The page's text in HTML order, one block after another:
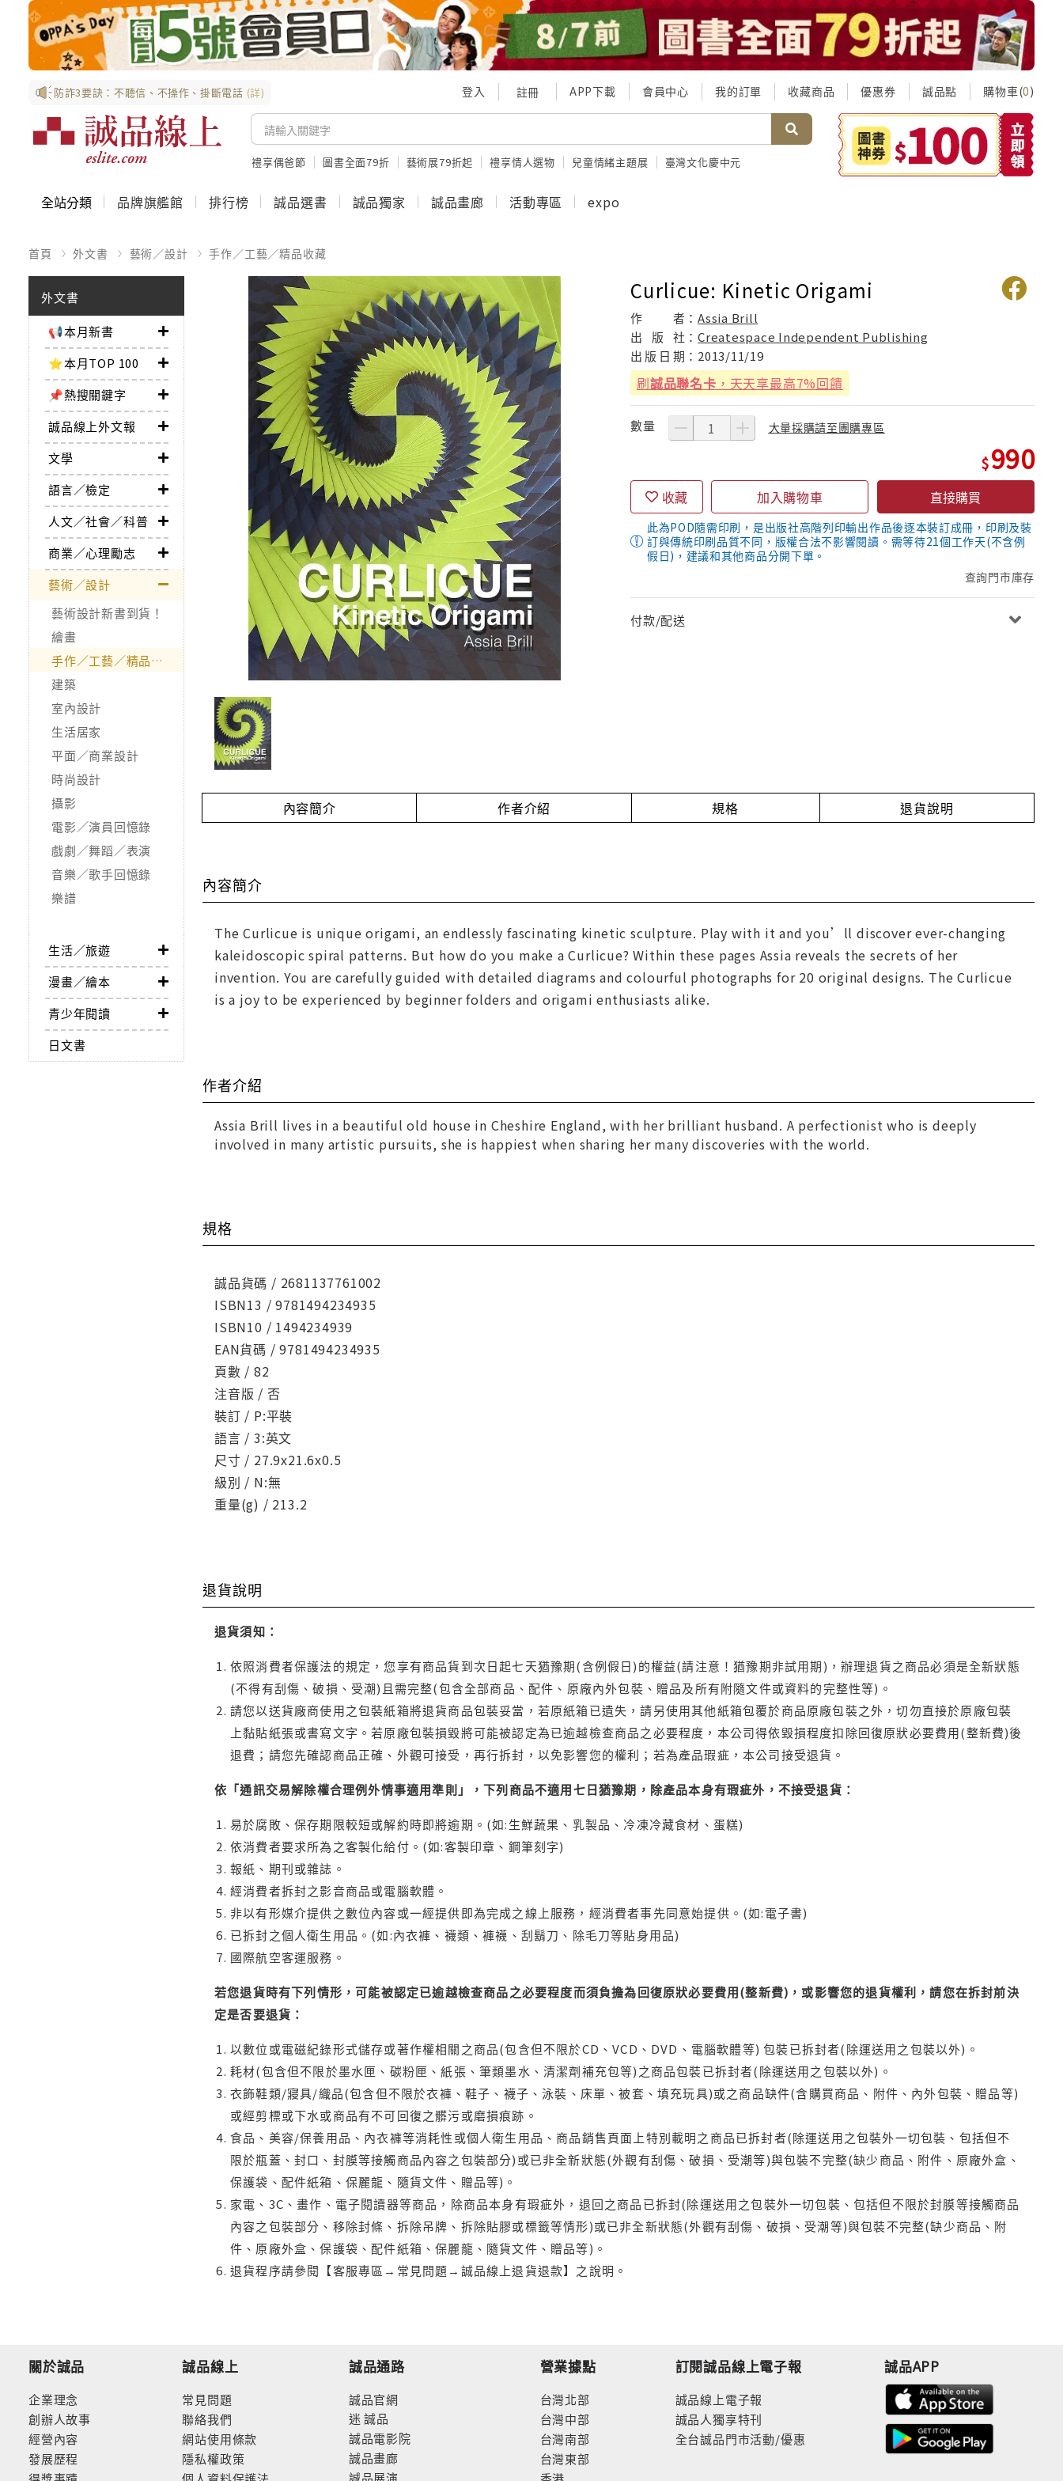
防詐3要訣：不聽信、不操作、掛斷電話 (詳) 登入 註冊 APP下載 會員中心 我的訂單 收藏商品 優惠券 誠品點 購物車(0)
禮享偶爸節 圖書全面79折 藝術展79折起 禮享情人選物 兒童情緒主題展 臺灣文化慶中元
全站分類 品牌旗艦館 排行榜 誠品選書 誠品獨家 誠品畫廊 活動專區 expo
首頁 外文書 藝術／設計 手作／工藝／精品收藏
外文書
📢本月新書
⭐本月TOP 100
📌熱搜關鍵字
誠品線上外文報
文學
語言／檢定
人文／社會／科普
商業／心理勵志
藝術／設計
藝術設計新書到貨！
繪畫
手作／工藝／精品收藏
建築
室內設計
生活居家
平面／商業設計
時尚設計
攝影
電影／演員回憶錄
戲劇／舞蹈／表演
音樂／歌手回憶錄
樂譜
生活／旅遊
漫畫／繪本
青少年閱讀
日文書
Curlicue: Kinetic Origami
作 者：Assia Brill
出
版 社：Createspace Independent Publishing
出 版 日 期： 2013/11/19
刷誠品聯名卡 ，天天享最高7%回饋
數量 大量採購請至團購專區
990
收藏 加入購物車 直接購買
此為POD隨需印刷，是出版社高階列印輸出作品後逐本裝訂成冊，印刷及裝
訂與傳統印刷品質不同，版權合法不影響閱讀。需等待21個工作天(不含例
假日)，建議和其他商品分開下單。
查詢門市庫存
付款/配送
內容簡介 作者介紹 規格 退貨說明
內容簡介
The Curlicue is unique origami, an endlessly fascinating kinetic sculpture. Play with it and you’ll discover ever-changing
kaleidoscopic spiral patterns. But how do you make a Curlicue? Within these pages Assia reveals the secrets of her
invention. You are carefully guided with detailed diagrams and colourful photographs for 20 original designs. The Curlicue
is a joy to be experienced by beginner folders and origami enthusiasts alike.
作者介紹
Assia Brill lives in a beautiful old house in Cheshire England, with her brilliant husband. A perfectionist who is deeply
involved in many artistic pursuits, she is happiest when sharing her many discoveries with the world.
規格
誠品貨碼 / 2681137761002
ISBN13 / 9781494234935
ISBN10 / 1494234939
EAN貨碼 / 9781494234935
頁數 / 82
注音版 / 否
裝訂 / P:平裝
語言 / 3:英文
尺寸 / 27.9x21.6x0.5
級別 / N:無
重量(g) / 213.2
退貨說明
退貨須知：
依照消費者保護法的規定，您享有商品貨到次日起七天猶豫期(含例假日)的權益(請注意！猶豫期非試用期)，辦理退貨之商品必須是全新狀態
(不得有刮傷、破損、受潮)且需完整(包含全部商品、配件、原廠內外包裝、贈品及所有附隨文件或資料的完整性等)。
請您以送貨廠商使用之包裝紙箱將退貨商品包裝妥當，若原紙箱已遺失，請另使用其他紙箱包覆於商品原廠包裝之外，切勿直接於原廠包裝
上黏貼紙張或書寫文字。若原廠包裝損毀將可能被認定為已逾越檢查商品之必要程度，本公司得依毀損程度扣除回復原狀必要費用(整新費)後
退費；請您先確認商品正確、外觀可接受，再行拆封，以免影響您的權利；若為產品瑕疵，本公司接受退貨。
依「通訊交易解除權合理例外情事適用準則」，下列商品不適用七日猶豫期，除產品本身有瑕疵外，不接受退貨：
易於腐敗、保存期限較短或解約時即將逾期。(如:生鮮蔬果、乳製品、冷凍冷藏食材、蛋糕)
依消費者要求所為之客製化給付。(如:客製印章、鋼筆刻字)
報紙、期刊或雜誌。
經消費者拆封之影音商品或電腦軟體。
非以有形媒介提供之數位內容或一經提供即為完成之線上服務，經消費者事先同意始提供。(如:電子書)
已拆封之個人衛生用品。(如:內衣褲、襪類、褲襪、刮鬍刀、除毛刀等貼身用品)
國際航空客運服務。
若您退貨時有下列情形，可能被認定已逾越檢查商品之必要程度而須負擔為回復原狀必要費用(整新費)，或影響您的退貨權利，請您在拆封前決
定是否要退貨：
以數位或電磁紀錄形式儲存或著作權相關之商品(包含但不限於CD、VCD、DVD、電腦軟體等) 包裝已拆封者(除運送用之包裝以外)。
耗材(包含但不限於墨水匣、碳粉匣、紙張、筆類墨水、清潔劑補充包等)之商品包裝已拆封者(除運送用之包裝以外)。
衣飾鞋類/寢具/織品(包含但不限於衣褲、鞋子、襪子、泳裝、床單、被套、填充玩具)或之商品缺件(含購買商品、附件、內外包裝、贈品等)
或經剪標或下水或商品有不可回復之髒污或磨損痕跡。
食品、美容/保養用品、內衣褲等消耗性或個人衛生用品、商品銷售頁面上特別載明之商品已拆封者(除運送用之包裝外一切包裝、包括但不
限於瓶蓋、封口、封膜等接觸商品內容之包裝部分)或已非全新狀態(外觀有刮傷、破損、受潮等)與包裝不完整(缺少商品、附件、原廠外盒、
保護袋、配件紙箱、保麗龍、隨貨文件、贈品等)。
家電、3C、畫作、電子閱讀器等商品，除商品本身有瑕疵外，退回之商品已拆封(除運送用之包裝外一切包裝、包括但不限於封膜等接觸商品
內容之包裝部分、移除封條、拆除吊牌、拆除貼膠或標籤等情形)或已非全新狀態(外觀有刮傷、破損、受潮等)與包裝不完整(缺少商品、附
件、原廠外盒、保護袋、配件紙箱、保麗龍、隨貨文件、贈品等)。
退貨程序請參閱【客服專區→常見問題→誠品線上退貨退款】之說明。
關於誠品
企業理念
創辦人故事
經營內容
發展歷程
誠品線上
常見問題
聯絡我們
網站使用條款
隱私權政策
誠品通路
誠品官網
迷 誠品
誠品電影院
誠品畫廊
誠品展演
營業據點
台灣北部
台灣中部
台灣南部
台灣東部
訂閱誠品線上電子報
誠品線上電子報
誠品人獨享特刊
全台誠品門市活動/優惠
誠品APP